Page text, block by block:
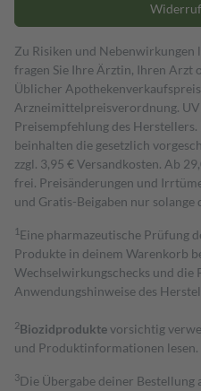
Zu Risiken und Nebenwirkungen
fragen Sie Ihre Ärztin, Ihren Arzt
Üblicher
Arzneimittelpreisverordnung.
Preisempfehlung des Herstellers.
beinhalten die gesetzlich
zzgl. 3,95 € Versandkosten. Ab
frei. Preisänderungen und
und Gratis-Beigaben nur
1 Eine pharmazeutische Prüfung
Produkte in deinem Warenkorb
Wechselwirkungschecks und die
Anwendungshinweise des
2Biozidproduktevorsichtig
und Produktinformationen lesen.
3Die Übergabe deiner